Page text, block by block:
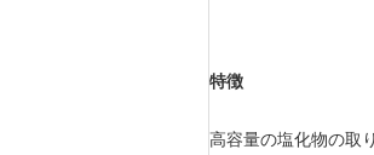
特徴
高容量の塩化物の取